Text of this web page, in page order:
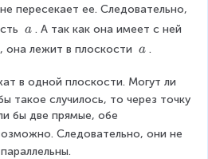
\
пересекает ее. Следовательно,
\
\
a . А так как она имеет с ней
она лежит в плоскости \
a
a .
в одной плоскости. Могут ли
такое случилось, то через точку
бы две прямые, обе
Следовательно, они не